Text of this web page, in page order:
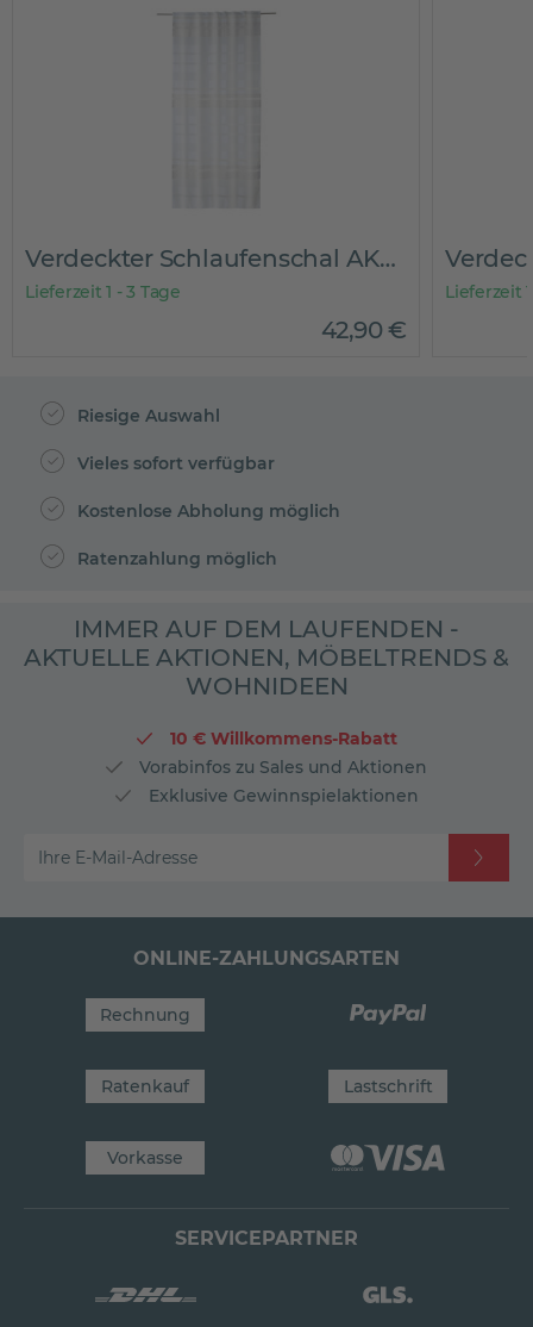
Verdeckter Schlaufenschal AKZENT
Lieferzeit 1 - 3 Tage
42,90€
Lieferzeit
Riesige Auswahl
Vieles sofort verfügbar
Kostenlose Abholung möglich
Ratenzahlung möglich
IMMER AUF DEM LAUFENDEN -
AKTUELLE AKTIONEN, MÖBELTRENDS &
WOHNIDEEN
10 € Willkommens-Rabatt
Vorabinfos zu Sales und Aktionen
Exklusive Gewinnspielaktionen
Ihre E-Mail-Adresse
ONLINE-ZAHLUNGSARTEN
Rechnung
Ratenkauf Lastschrift
Vorkasse
SERVICEPARTNER